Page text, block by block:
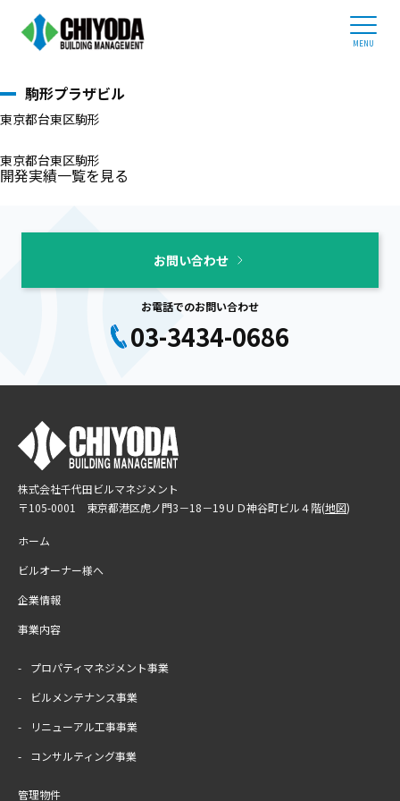
ホーム
企業情報
事業内容
管理物件紹介
採用情報
03-3434-0686
平日 9:00 - 17:30
お問い合わせ
ホーム>開発実績> 駒形プラザビル
駒形プラザビル
東京都台東区駒形
東京都台東区駒形
開発実績一覧を見る
お問い合わせ
お電話でのお問い合わせ
03-3434-0686
株式会社千代田ビルマネジメント
〒105-0001 東京都港区虎ノ門3－18－19ＵＤ神谷町ビル４階(地図)
ホーム
ビルオーナー様へ
企業情報
事業内容
プロパティマネジメント事業
ビルメンテナンス事業
リニューアル工事事業
コンサルティング事業
管理物件